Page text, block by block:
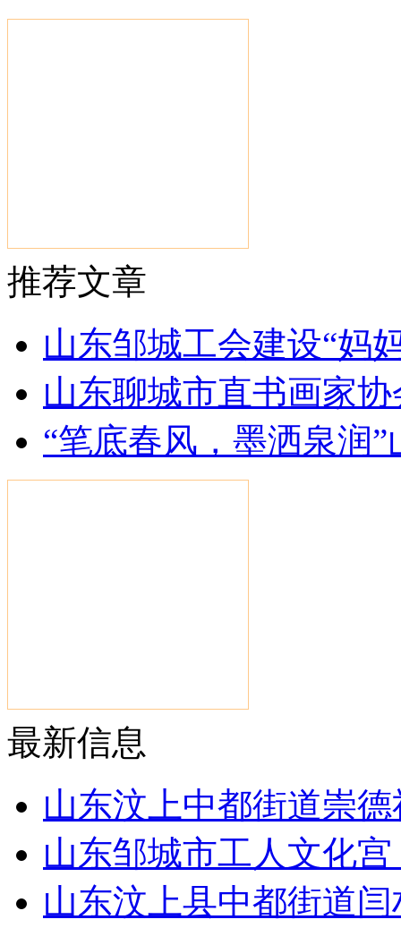
推荐文章
山东邹城工会建设“妈
山东聊城市直书画家
“笔底春风，墨洒泉润
最新信息
山东汶上中都街道崇
山东邹城市工人文化
山东汶上县中都街道